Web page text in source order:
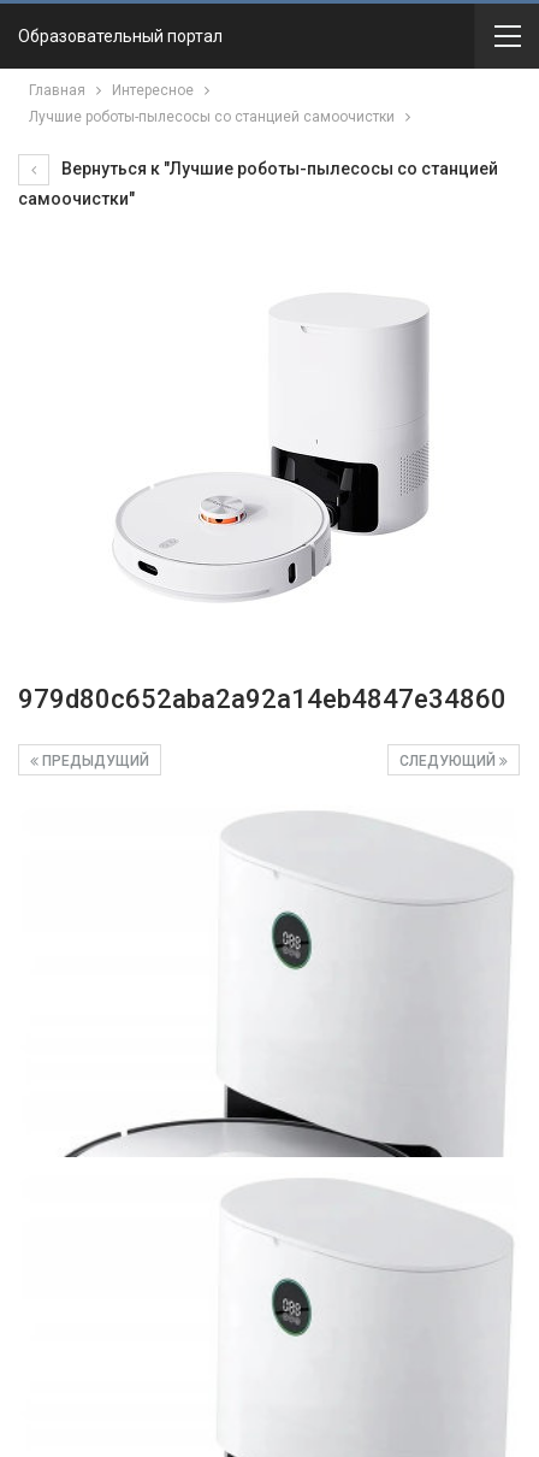
Образовательный портал
Главная
Интересное
Лучшие роботы-пылесосы со станцией самоочистки
Вернуться к "Лучшие роботы-пылесосы со станцией
самоочистки"
979d80c652aba2a92a14eb4847e34860
СЛЕДУЮЩИЙ
ПРЕДЫДУЩИЙ